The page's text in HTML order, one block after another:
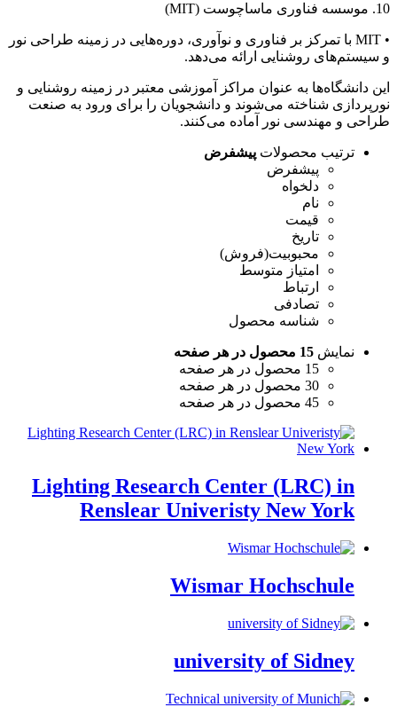
10. موسسه فناوری ماساچوست (MIT)
• MIT با تمرکز بر فناوری و نوآوری، دوره‌هایی در زمینه طراحی نور
و سیستم‌های روشنایی ارائه می‌دهد.
این دانشگاه‌ها به عنوان مراکز آموزشی معتبر در زمینه روشنایی و
نورپردازی شناخته می‌شوند و دانشجویان را برای ورود به صنعت
طراحی و مهندسی نور آماده می‌کنند.
ترتیب محصولات پیشفرض
پیشفرض
دلخواه
نام
قیمت
تاریخ
محبوبیت(فروش)
امتیاز متوسط
ارتباط
تصادفی
شناسه محصول
نمایش 15 محصول در هر صفحه
15 محصول در هر صفحه
30 محصول در هر صفحه
45 محصول در هر صفحه
Lighting Research Center (LRC) in
Renslear Univeristy New York
Wismar Hochschule
university of Sidney